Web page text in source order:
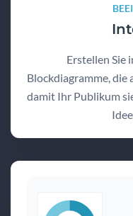
Erstellen Sie
Blockdiagramme, die
damit Ihr Publikum